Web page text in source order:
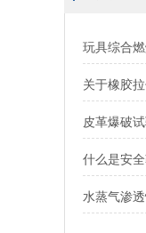
皮革爆破
什么是安